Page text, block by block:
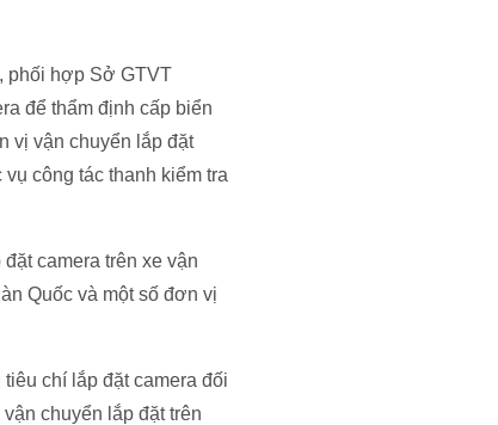
phối hợp Sở GTVT
để thẩm định cấp biển
vị vận chuyển lắp đặt
công tác thanh kiểm tra
camera trên xe vận
Quốc và một số đơn vị
chí lắp đặt camera đối
chuyển lắp đặt trên